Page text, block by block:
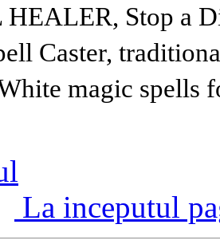
Stop a
Caster,
magic spells
La inceputul